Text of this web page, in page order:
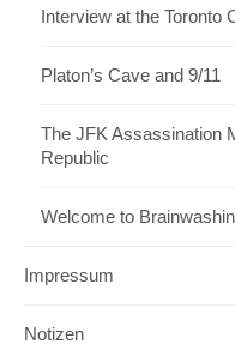
Interview at the Toronto
Platon’s Cave and 9/11
The JFK Assassination
Republic
Welcome to
Impressum
Notizen